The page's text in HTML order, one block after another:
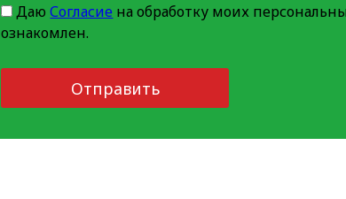
ДаюСогласие на обработку моих
ознакомлен.
Отправить